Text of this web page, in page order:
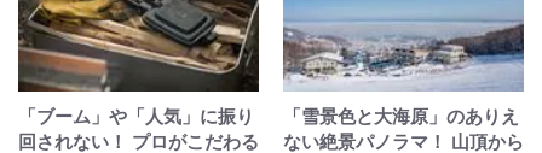
「ブーム」や「人気」に振り
回されない！ プロがこだわる
「雪景色と大海原」のありえ
ない絶景パノラマ！ 山頂から